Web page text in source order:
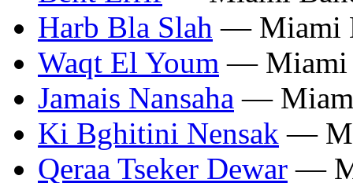
Harb Bla Slah — Miami
Waqt El Youm — Miami
Jamais Nansaha —
Ki Bghitini Nensak —
Qeraa Tseker Dewar —